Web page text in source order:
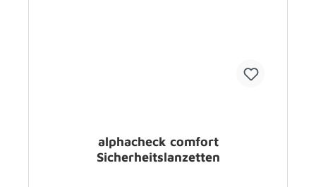
alphacheck comfort
Sicherheitslanzetten